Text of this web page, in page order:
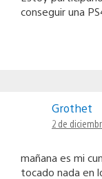
conseguir una
Grothet
2 de
mañana es mi
tocado nada en